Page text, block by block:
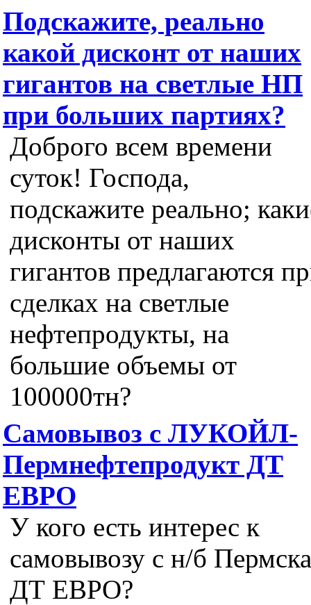
Подскажите, реально
какой дисконт от наших
гигантов на светлые НП
при больших партиях?
Доброго всем времени
суток! Господа,
подскажите реально;
дисконты от наших
гигантов предлагаются
сделках на светлые
нефтепродукты, на
большие объемы от
100000тн?
Самовывоз с ЛУКОЙЛ-
Пермнефтепродукт ДТ
ЕВРО
У кого есть интерес к
самовывозу с н/б
ДТ ЕВРО?